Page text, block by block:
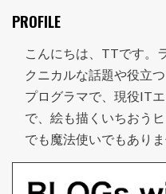
PROFILE
こんにちは、TTです。
クニカルな話題や役立
プログラマで、現役IT
で、絵も描くいちおう
でも魔法使いでもありま